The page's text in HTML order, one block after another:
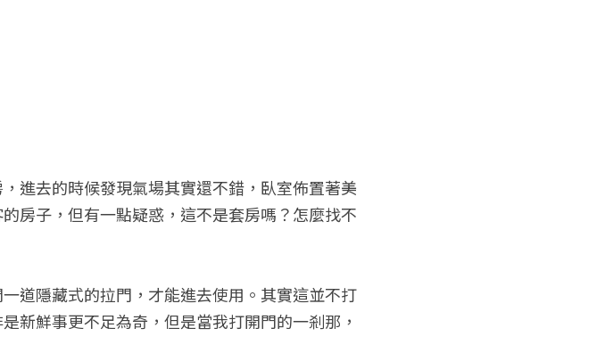
進去的時候發現氣場其實還不錯，臥室佈置著美
房子，但有一點疑惑，這不是套房嗎？怎麼找不
道隱藏式的拉門，才能進去使用。其實這並不打
新鮮事更不足為奇，但是當我打開門的一剎那，